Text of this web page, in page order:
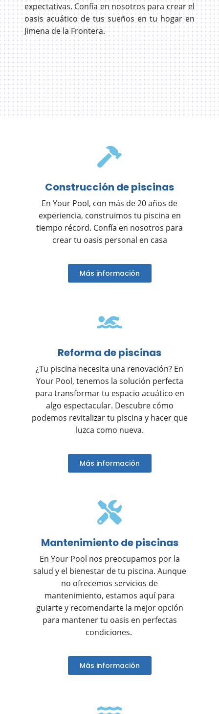
expectativas. Confía en nosotros para crear el
oasis acuático de tus sueños en tu hogar en
Jimena de la Frontera.
Construcción de piscinas
En Your Pool, con más de 20 años de
experiencia, construimos tu piscina en
tiempo récord. Confía en nosotros para
crear tu oasis personal en casa
Más información
Reforma de piscinas
¿Tu piscina necesita una renovación? En
Your Pool, tenemos la solución perfecta
para transformar tu espacio acuático en
algo espectacular. Descubre cómo
podemos revitalizar tu piscina y hacer que
luzca como nueva.
Más información
Mantenimiento de piscinas
En Your Pool nos preocupamos por la
salud y el bienestar de tu piscina. Aunque
no ofrecemos servicios de
mantenimiento, estamos aquí para
guiarte y recomendarte la mejor opción
para mantener tu oasis en perfectas
condiciones.
Más información